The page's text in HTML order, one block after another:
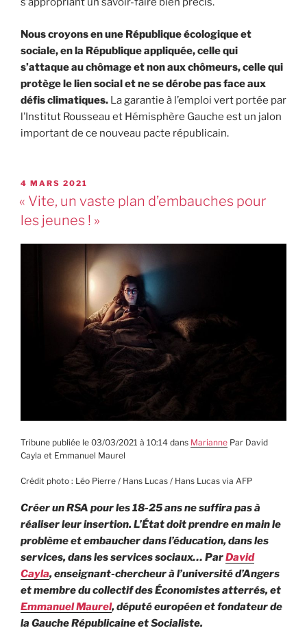
Nous croyons en une République écologique et
sociale, en la République appliquée, celle qui
s’attaque au chômage et non aux chômeurs, celle qui
protège le lien social et ne se dérobe pas face aux
défis climatiques. La garantie à l’emploi vert portée par
l’Institut Rousseau et Hémisphère Gauche est un jalon
important de ce nouveau pacte républicain.
4 MARS 2021
« Vite, un vaste plan d’embauches pour
les jeunes ! »
Tribune publiée le 03/03/2021 à 10:14 dans Marianne Par David
Cayla et Emmanuel Maurel
Crédit photo : Léo Pierre / Hans Lucas / Hans Lucas via AFP
Créer un RSA pour les 18-25 ans ne suffira pas à
réaliser leur insertion. L’État doit prendre en main le
problème et embaucher dans l’éducation, dans les
services, dans les services sociaux… ParDavid
Cayla, enseignant-chercheur à l’université d’Angers
et membre du collectif des Économistes atterrés, et
Emmanuel Maurel, député européen et fondateur de
la Gauche Républicaine et Socialiste.